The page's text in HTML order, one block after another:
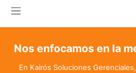
Nos enfocamos en la
En Kairós Soluciones